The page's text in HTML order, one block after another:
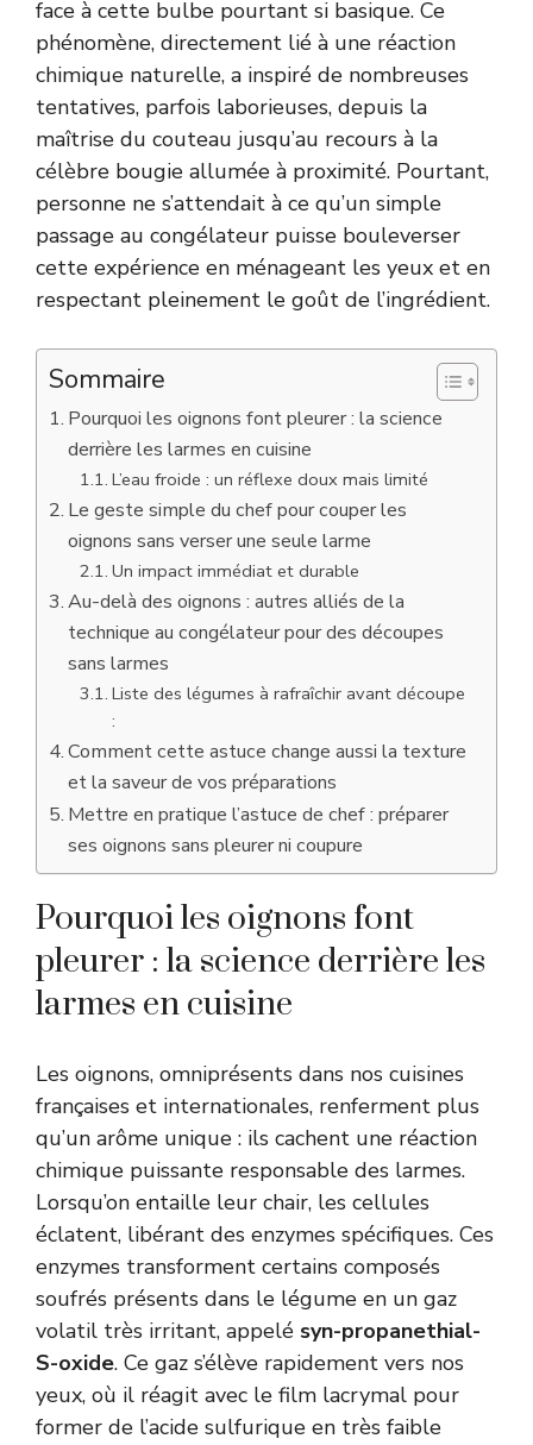
face à cette bulbe pourtant si basique. Ce
phénomène, directement lié à une réaction
chimique naturelle, a inspiré de nombreuses
tentatives, parfois laborieuses, depuis la
maîtrise du couteau jusqu’au recours à la
célèbre bougie allumée à proximité. Pourtant,
personne ne s’attendait à ce qu’un simple
passage au congélateur puisse bouleverser
cette expérience en ménageant les yeux et en
respectant pleinement le goût de l’ingrédient.
Sommaire
Pourquoi les oignons font pleurer : la science
derrière les larmes en cuisine
L’eau froide : un réflexe doux mais limité
Le geste simple du chef pour couper les
oignons sans verser une seule larme
Un impact immédiat et durable
Au-delà des oignons : autres alliés de la
technique au congélateur pour des découpes
sans larmes
Liste des légumes à rafraîchir avant découpe
:
Comment cette astuce change aussi la texture
et la saveur de vos préparations
Mettre en pratique l’astuce de chef : préparer
ses oignons sans pleurer ni coupure
Pourquoi les oignons font
pleurer : la science derrière les
larmes en cuisine
Les oignons, omniprésents dans nos cuisines
françaises et internationales, renferment plus
qu’un arôme unique : ils cachent une réaction
chimique puissante responsable des larmes.
Lorsqu’on entaille leur chair, les cellules
éclatent, libérant des enzymes spécifiques. Ces
enzymes transforment certains composés
soufrés présents dans le légume en un gaz
volatil très irritant, appelé syn-propanethial-
S-oxide. Ce gaz s’élève rapidement vers nos
yeux, où il réagit avec le film lacrymal pour
former de l’acide sulfurique en très faible